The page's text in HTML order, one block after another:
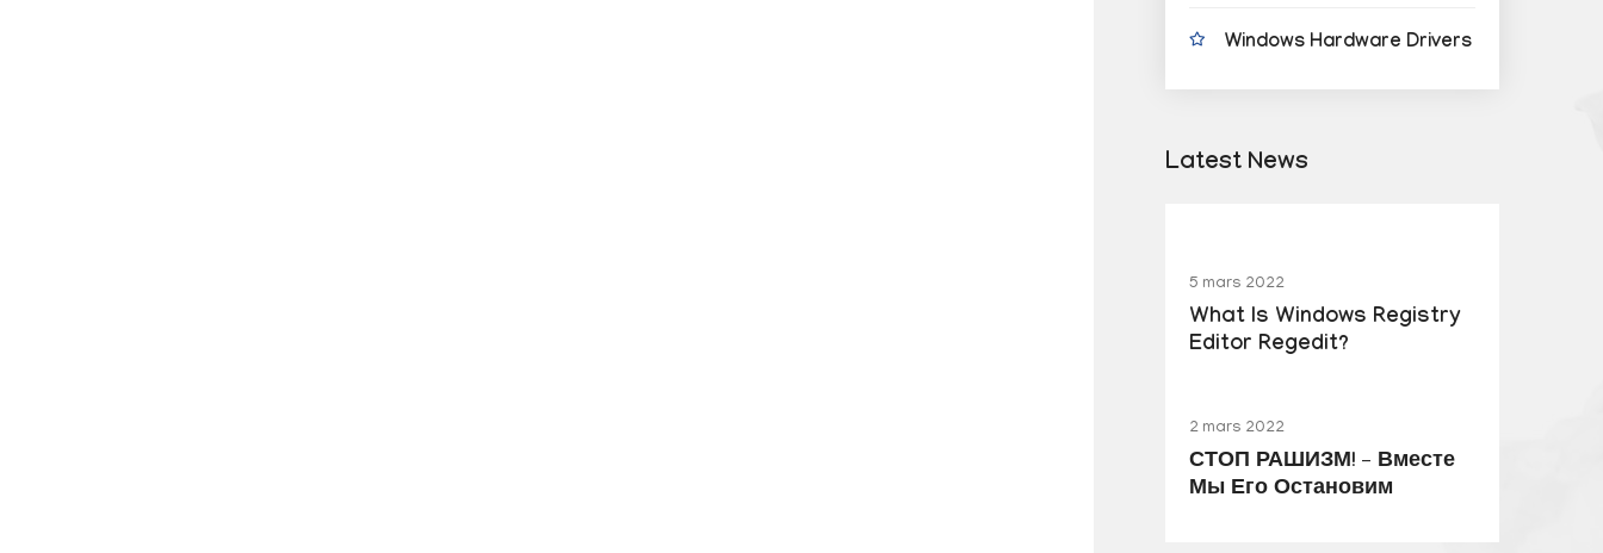
Windows Hardware Drivers
Latest News
5 mars 2022
What Is Windows Registry
Editor Regedit?
2 mars 2022
СТОП РАШИЗМ! – Вместе
Мы Его Остановим